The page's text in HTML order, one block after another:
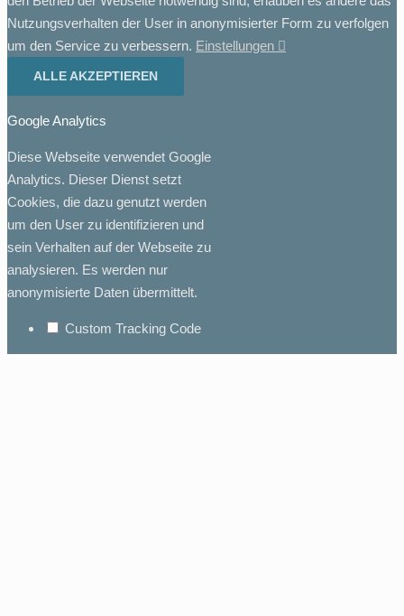
Nutzungsverhalten der User in anonymisierter Form zu verfolgen
um den Service zu verbessern. Einstellungen
ALLE AKZEPTIEREN
Google Analytics
Diese Webseite verwendet Google
Analytics. Dieser Dienst setzt
Cookies, die dazu genutzt werden
um den User zu identifizieren und
sein Verhalten auf der Webseite zu
analysieren. Es werden nur
anonymisierte Daten übermittelt.
Custom Tracking Code